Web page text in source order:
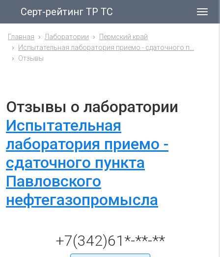
Серт-рейтинг ТР ТС
Главная Лаборатории
Пермский край
Испытательная лаборатория приемо - сдаточного п...
Отзывы
Отзывы о лаборатории
Испытательная
лаборатория приемо -
сдаточного пункта
Павловского
нефтегазопромысла
+7(342)61*-**-**